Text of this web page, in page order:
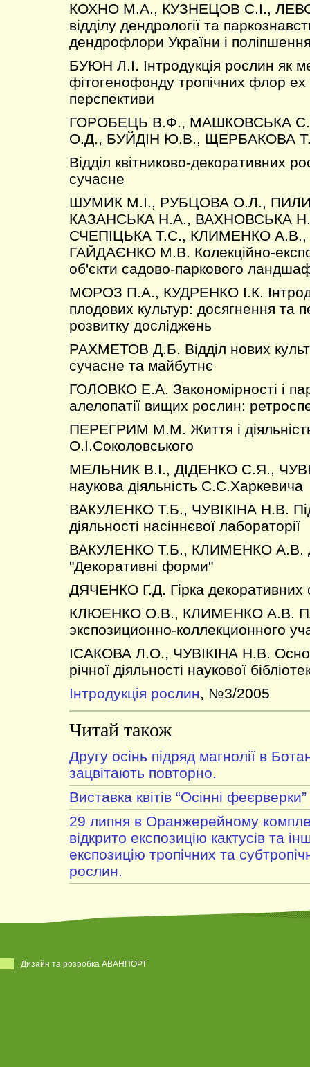
КОХНО М.А., КУЗНЕЦОВ С.І.,
відділу дендрології та
дендрофлори України і
БУЮН Л.І. Інтродукція рослин як
фітогенофонду тропічних флор
перспективи
ГОРОБЕЦЬ В.Ф., МАШКОВСЬКА
О.Д., БУЙДІН Ю.В., ЩЕРБАКОВА
Відділ квітниково-декоративних
сучасне
ШУМИК М.І., РУБЦОВА О.Л.,
КАЗАНСЬКА Н.А., ВАХНОВСЬКА
СЧЕПІЦЬКА Т.С., КЛИМЕНКО
ГАЙДАЄНКО М.В. Колекційно-
об'єкти садово-паркового
МОРОЗ П.А., КУДРЕНКО І.К.
плодових культур: досягнення та
розвитку досліджень
РАХМЕТОВ Д.Б. Відділ нових
сучасне та майбутнє
ГОЛОВКО Е.А. Закономірності і
алелопатії вищих рослин:
ПЕРЕГРИМ М.М. Життя і
О.І.Соколовського
МЕЛЬНИК В.І., ДІДЕНКО С.Я.,
наукова діяльність С.С.Харкевича
ВАКУЛЕНКО Т.Б., ЧУВІКІНА Н.В.
діяльності насіннєвої лабораторії
ВАКУЛЕНКО Т.Б., КЛИМЕНКО А.В.
"Декоративні форми"
ДЯЧЕНКО Г.Д. Гірка декоративних
КЛЮЕНКО О.В., КЛИМЕНКО А.В.
экспозиционно-коллекционного
ІСАКОВА Л.О., ЧУВІКІНА Н.В.
річної діяльності наукової
Інтродукція рослин, №3/2005
Читай також
Другу осінь підряд магнолії в
зацвітають повторно.
Виставка квітів “Осінні феєрверки”
29 липня в Оранжерейному
відкрито експозицію кактусів та
експозицію тропічних та
рослин.
Дизайн та розробка АВАНПОРТ